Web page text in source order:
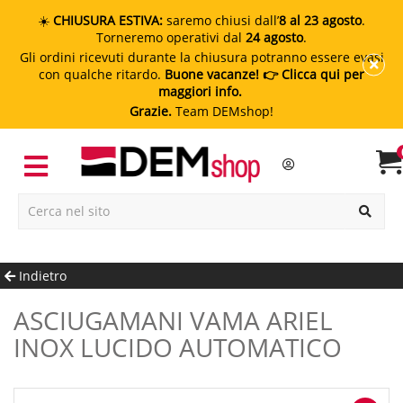
☀️ CHIUSURA ESTIVA: saremo chiusi dall’8 al 23 agosto.
Torneremo operativi dal 24 agosto.
Gli ordini ricevuti durante la chiusura potranno essere evasi
con qualche ritardo. Buone vacanze! 👉 Clicca qui per
maggiori info.
Grazie. Team DEMshop!
Indietro
ASCIUGAMANI VAMA ARIEL
INOX LUCIDO AUTOMATICO